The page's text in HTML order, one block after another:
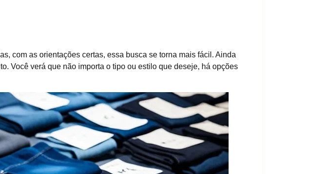
com as orientações certas, essa busca se torna mais fácil. Ainda
Você verá que não importa o tipo ou estilo que deseje, há opções